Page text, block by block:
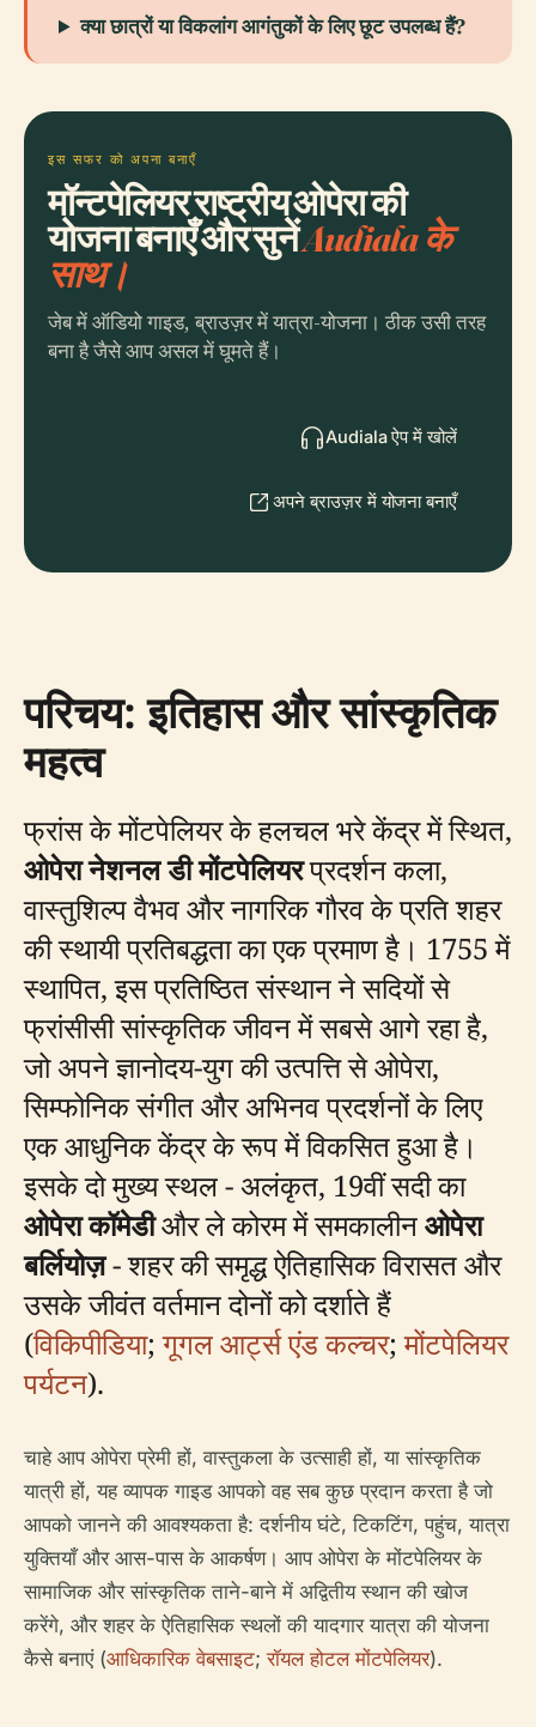
क्या छात्रों या विकलांग आगंतुकों के लिए छूट उपलब्ध हैं?
इस सफर को अपना बनाएँ
मॉन्टपेलियर राष्ट्रीय ओपेरा की
योजना बनाएँ और सुनेंAudiala के
साथ।
जेब में ऑडियो गाइड, ब्राउज़र में यात्रा-योजना। ठीक उसी तरह
बना है जैसे आप असल में घूमते हैं।
Audiala ऐप में खोलें
अपने ब्राउज़र में योजना बनाएँ
परिचय: इतिहास और सांस्कृतिक
महत्व
फ्रांस के मोंटपेलियर के हलचल भरे केंद्र में स्थित,
ओपेरा नेशनल डी मोंटपेलियरप्रदर्शन कला,
वास्तुशिल्प वैभव और नागरिक गौरव के प्रति शहर
की स्थायी प्रतिबद्धता का एक प्रमाण है। 1755 में
स्थापित, इस प्रतिष्ठित संस्थान ने सदियों से
फ्रांसीसी सांस्कृतिक जीवन में सबसे आगे रहा है,
जो अपने ज्ञानोदय-युग की उत्पत्ति से ओपेरा,
सिम्फोनिक संगीत और अभिनव प्रदर्शनों के लिए
एक आधुनिक केंद्र के रूप में विकसित हुआ है।
इसके दो मुख्य स्थल - अलंकृत, 19वीं सदी का
ओपेरा कॉमेडीऔर ले कोरम में समकालीनओपेरा
बर्लियोज़- शहर की समृद्ध ऐतिहासिक विरासत और
उसके जीवंत वर्तमान दोनों को दर्शाते हैं
(विकिपीडिया;गूगल आर्ट्स एंड कल्चर;मोंटपेलियर
पर्यटन).
चाहे आप ओपेरा प्रेमी हों, वास्तुकला के उत्साही हों, या सांस्कृतिक
यात्री हों, यह व्यापक गाइड आपको वह सब कुछ प्रदान करता है जो
आपको जानने की आवश्यकता है: दर्शनीय घंटे, टिकटिंग, पहुंच, यात्रा
युक्तियाँ और आस-पास के आकर्षण। आप ओपेरा के मोंटपेलियर के
सामाजिक और सांस्कृतिक ताने-बाने में अद्वितीय स्थान की खोज
करेंगे, और शहर के ऐतिहासिक स्थलों की यादगार यात्रा की योजना
कैसे बनाएं (आधिकारिक वेबसाइट;रॉयल होटल मोंटपेलियर).